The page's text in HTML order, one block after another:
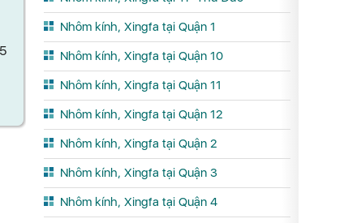
BẢN LỀ SÀN VVP FC34-20 105KG
THÁI
Xem chi tết
Nhôm kính, Xingfa tại Quận 1
Nhôm kính, Xingfa tại Quận 10
Nhôm kính, Xingfa tại Quận 11
Nhôm kính, Xingfa tại Quận 12
Nhôm kính, Xingfa tại Quận 2
Nhôm kính, Xingfa tại Quận 3
Nhôm kính, Xingfa tại Quận 4